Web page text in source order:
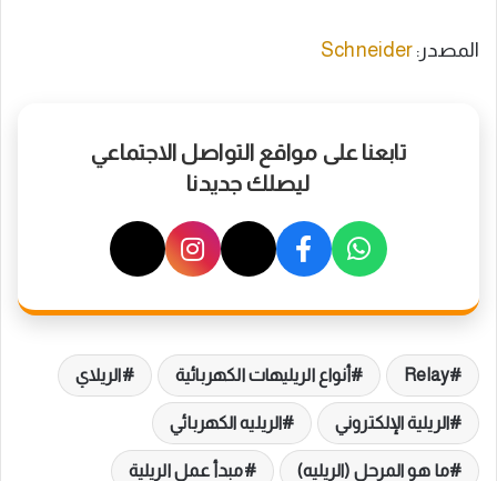
المصدر: Schneider
تابعنا على مواقع التواصل الاجتماعي
ليصلك جديدنا
Relay أنواع الريليهات الكهربائية الريلاي
الريلية الإلكتروني الريليه الكهربائي
ما هو المرحل (الريليه) مبدأ عمل الريلية